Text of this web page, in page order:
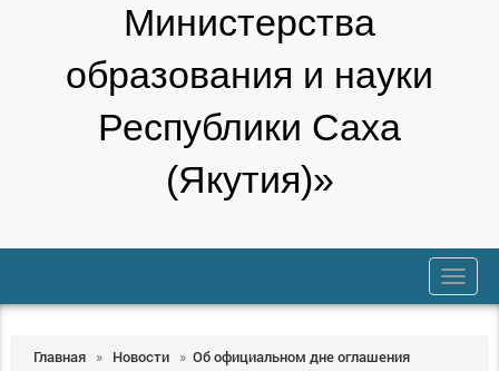
Министерства
образования и науки
Республики Саха
(Якутия)»
trk
Главная » Новости » Об официальном дне оглашения